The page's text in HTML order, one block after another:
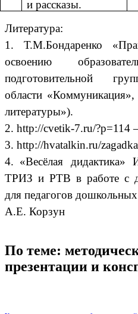
и рассказы.
Литература:
1. Т.М.Бондаренко
освоению
подготовительной
области
литературы»).
2. http://cvetik-7.ru/?p=114
3. http://hvatalkin.ru/
4. «Весёлая дидактика»
ТРИЗ и РТВ в работе с
для педагогов
А.Е. Корзун
По теме:
презентации и